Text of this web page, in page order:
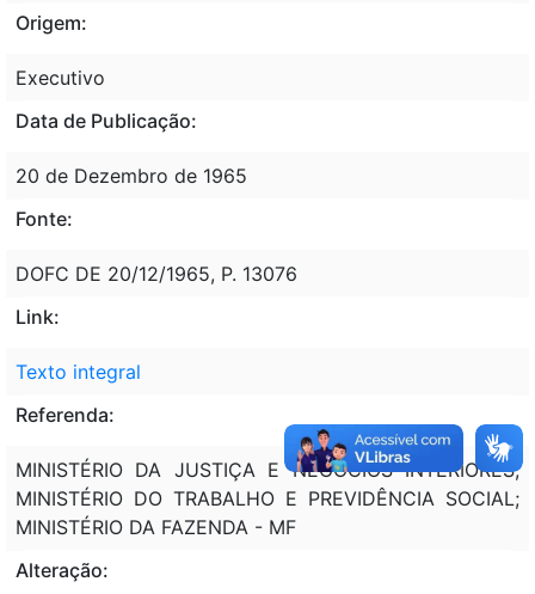
Origem:
Executivo
Data de Publicação:
20 de Dezembro de 1965
Fonte:
DOFC DE 20/12/1965, P. 13076
Link:
Texto integral
Referenda:
MINISTÉRIO DA JUSTIÇA E NEGÓCIOS INTERIORES;
MINISTÉRIO DO TRABALHO E PREVIDÊNCIA SOCIAL;
MINISTÉRIO DA FAZENDA - MF
Alteração: